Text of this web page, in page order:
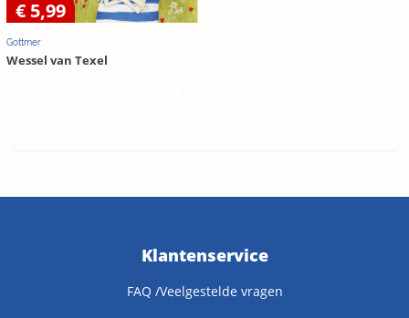
€ 5,99
Gottmer
Wessel van Texel
Klantenservice
FAQ /Veelgestelde vragen